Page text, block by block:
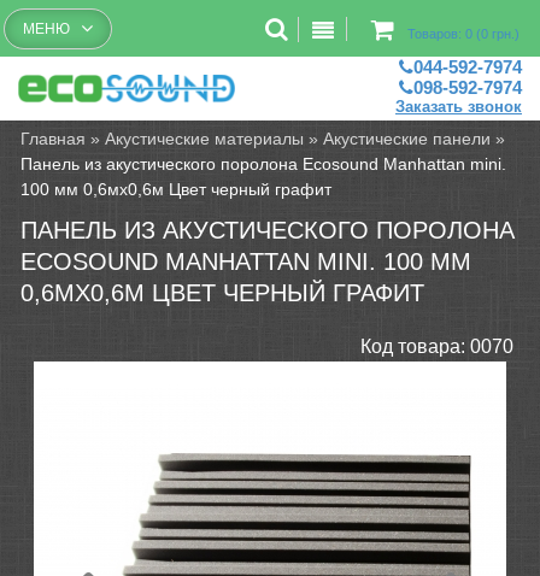
Бесплатный рассчет помещений
Товаров: 0 (0 грн.)
МЕНЮ
044-592-7974
098-592-7974
Заказать звонок
Главная »Акустические материалы »Акустические панели »
Панель из акустического поролона Ecosound Manhattan mini.
100 мм 0,6мх0,6м Цвет черный графит
ПАНЕЛЬ ИЗ АКУСТИЧЕСКОГО ПОРОЛОНА
ECOSOUND MANHATTAN MINI. 100 ММ
0,6МХ0,6М ЦВЕТ ЧЕРНЫЙ ГРАФИТ
Код товара: 0070